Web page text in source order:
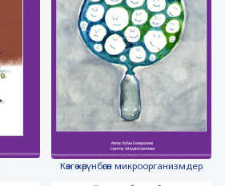
Көзгө көрүнбөгөн микроорганизмдер